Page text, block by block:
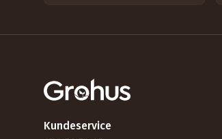
Kundeservice